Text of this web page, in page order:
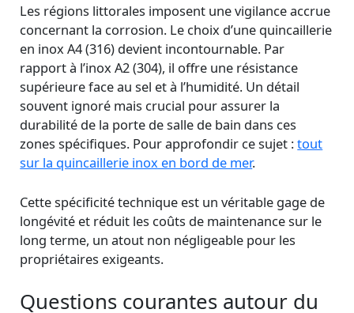
Les régions littorales imposent une vigilance accrue
concernant la corrosion. Le choix d’une quincaillerie
en inox A4 (316) devient incontournable. Par
rapport à l’inox A2 (304), il offre une résistance
supérieure face au sel et à l’humidité. Un détail
souvent ignoré mais crucial pour assurer la
durabilité de la porte de salle de bain dans ces
zones spécifiques. Pour approfondir ce sujet :tout
sur la quincaillerie inox en bord de mer.
Cette spécificité technique est un véritable gage de
longévité et réduit les coûts de maintenance sur le
long terme, un atout non négligeable pour les
propriétaires exigeants.
Questions courantes autour du